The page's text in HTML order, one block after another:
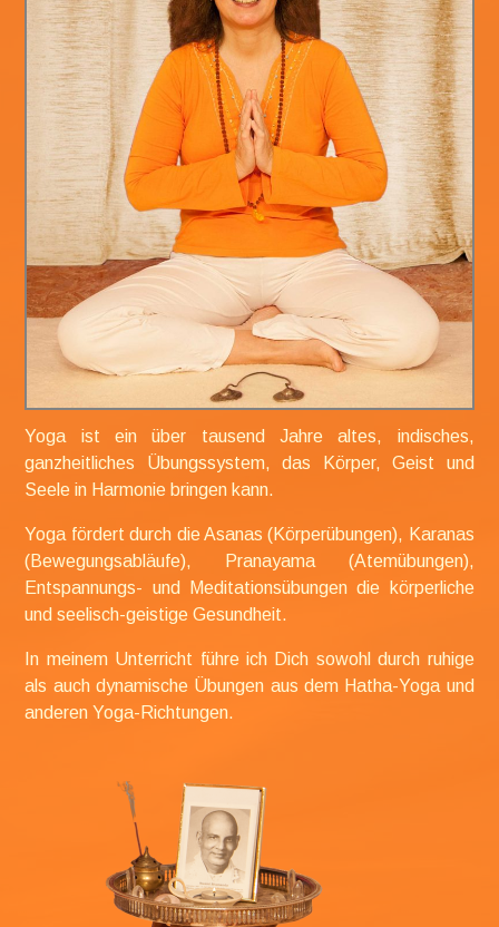
Yoga ist ein über tausend Jahre altes,
indisches,
ganzheitliches Übungssystem, das Körper, Geist und
Seele in Harmonie bringen kann.
Yoga fördert durch die Asanas (Körperübungen), Karanas
(Bewegungsabläufe), Pranayama (Atemübungen),
Entspannungs- und Meditationsübungen die körperliche
und seelisch-geistige Gesundheit.
In meinem Unterricht führe ich Dich sowohl durch ruhige
als auch dynamische Übungen aus dem Hatha-Yoga und
anderen Yoga-Richtungen.